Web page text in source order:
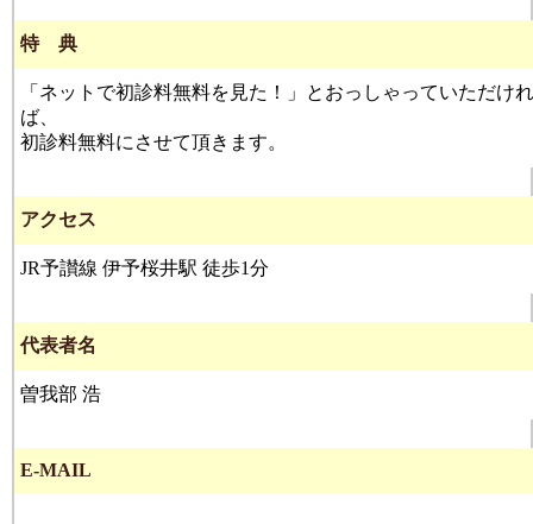
特 典
「ネットで初診料無料を見た！」とおっしゃっていただけれ
ば、
初診料無料にさせて頂きます。
アクセス
JR予讃線 伊予桜井駅 徒歩1分
代表者名
曽我部 浩
E-MAIL